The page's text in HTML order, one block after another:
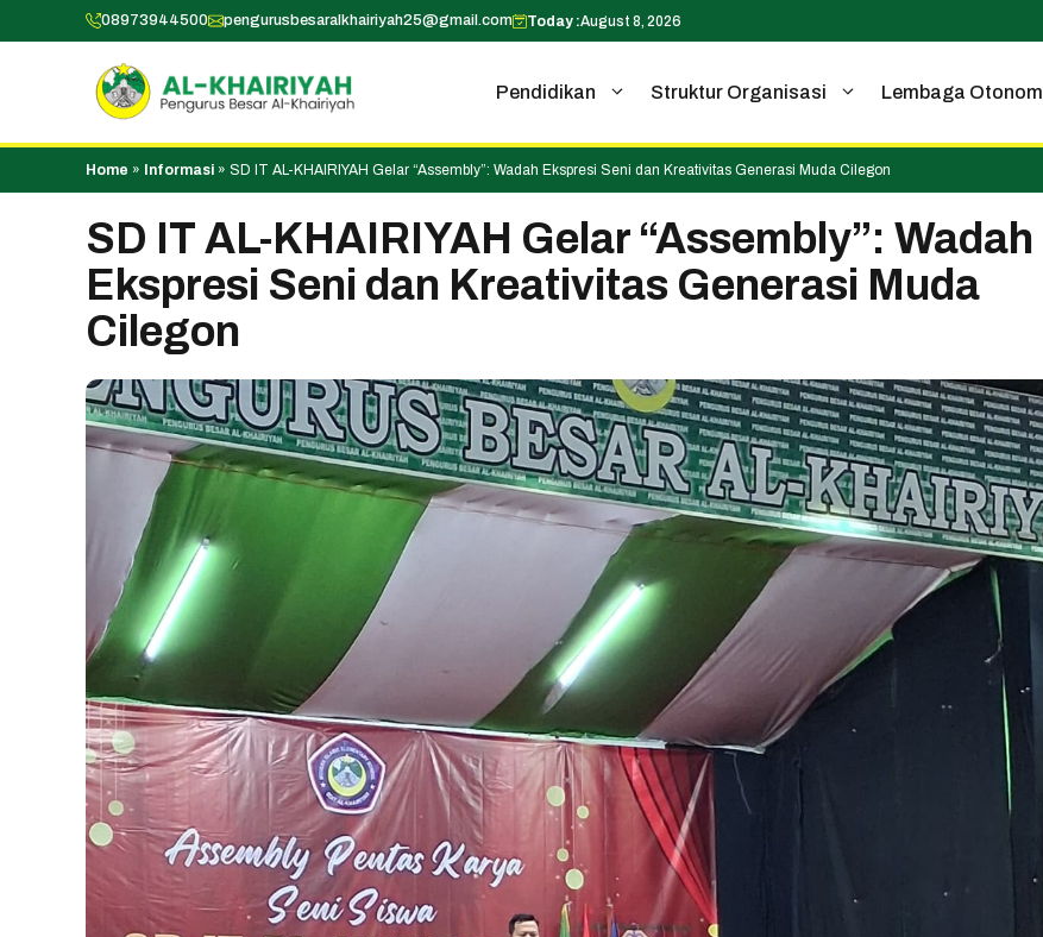
to
08973944500 pengurusbesaralkhairiyah25@gmail.com Today :August 8, 2026
Pendidikan Struktur Organisasi Lembaga Otonom
Home » Informasi » SD IT AL-KHAIRIYAH Gelar “Assembly”: Wadah Ekspresi Seni dan Kreativitas Generasi Muda Cilegon
SD IT AL-KHAIRIYAH Gelar “Assembly”: Wadah
Ekspresi Seni dan Kreativitas Generasi Muda
Cilegon